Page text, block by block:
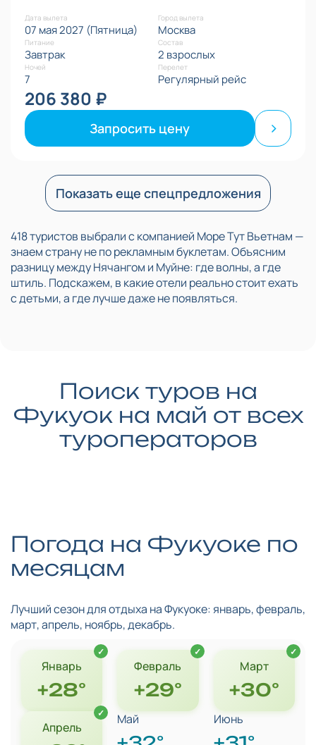
Дата вылета
07 мая 2027 (Пятница)
Город вылета
Москва
Питание
Завтрак
Состав
2 взрослых
Ночей
7
Перелет
Регулярный рейс
206 380 ₽
Запросить цену
Показать еще спецпредложения
418 туристов выбрали с компанией Море Тут Вьетнам —
знаем страну не по рекламным буклетам. Объясним
разницу между Нячангом и Муйне: где волны, а где
штиль. Подскажем, в какие отели реально стоит ехать
с детьми, а где лучше даже не появляться.
Поиск туров на
Фукуок на май от всех
туроператоров
Погода на Фукуоке по
месяцам
Лучший сезон для отдыха на Фукуоке: январь, февраль,
март, апрель, ноябрь, декабрь.
Январь
+28°
Февраль
+29°
Март
+30°
Апрель
Май Июнь